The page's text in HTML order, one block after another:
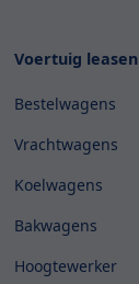
Voertuig leasen
Bestelwagens
Vrachtwagens
Koelwagens
Bakwagens
Hoogtewerker